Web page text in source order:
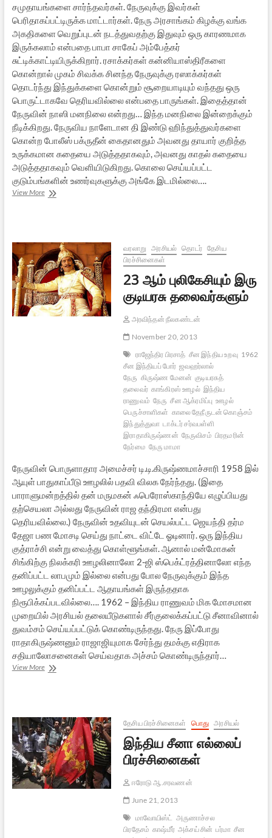
சமுதாயங்களை சார்ந்தவர்கள். நேருவுக்கு இவர்கள்
பெரிதாகப்பட்டிருக்க மாட்டார்கள். நேரு அரசாங்கம் கிழக்கு வங்க
அகதிகளை வெறுப்புடன் நடத்துவதற்கு இதுவும் ஒரு காரணமாக
இருக்கலாம் என்பதை பாபா சாகேப் அம்பேத்கர்
சுட்டிக்காட்டியிருக்கிறார். ரசாக்கர்கள் கன்னியாஸ்திரீகளை
கொன்றால் முகம் சிவக்க சினந்த நேருவுக்கு ரஸாக்கர்கள்
தொடர்ந்து இந்துக்களை கொன்றும் சூறையாடியும் வந்தது ஒரு
பொருட்டாகவே தெரியவில்லை என்பதை பாருங்கள். இதைத்தான்
நேருவின் நாஸி மனநிலை என்றது… இந்த மனநிலை இன்றைக்கும்
நீடிக்கிறது. நேருவிய நாளேடான தி இண்டு ஹிந்துத்துவர்களை
கொன்ற போலீஸ் பக்ருதீன் கைதானதும் அவனது தாயார் குறித்த
உருக்கமான கதையை அடுத்ததாகவும், அவனது காதல் கதையை
அடுத்ததாகவும் வெளியிடுகிறது. கொலை செய்யப்பட்ட
குடும்பங்களின் உணர்வுகளுக்கு அங்கே இடமில்லை….
View Moreநேருவிய
2
வரலாறு அரசியல் தொடர் தேசிய
பிரச்சினைகள்
23 ஆம் புலிகேசியும் இரு
குடியரசு தலைவர்களும்
அரவிந்தன் நீலகண்டன்
November 20, 2013
ராஜேந்திர பிரசாத் சீன இந்திய உறவு 1962
சீன இந்தியப் போர் ஜவஹர்லால்
நேரு கிருஷ்ண மேனன் குடியரசுத்
தலைவர் காங்கிரஸ் ஊழல் இந்திய
ராணுவம் நேரு சீன ஆக்ரமிப்பு ஊழல்
பெருச்சாளிகள் காலை தேநீருடன் கொஞ்சம்
இந்துத்துவா டாக்டர் சர்வபள்ளி
இராதாகிருஷ்ணன் நேருவிசம் பிரதமரின்
நேர்மை நேரு மாமா
நேருவின் பொருளாதார அமைச்சர் டி.டி.கிருஷ்ணமாச்சாரி 1958 இல்
ஆயுள் பாதுகாப்பீடு ஊழலில் பதவி விலக நேர்ந்தது. (இதை
பாராளுமன்றத்தில் தன் மருமகன் ஃபெரோஸ்காந்தியே எழுப்பியது
தற்செயலா அல்லது நேருவின் ராஜ தந்திரமா என்பது
தெரியவில்லை.) நேருவின் உதவியுடன் செயல்பட்ட ஜெயந்தி தர்ம
தேஜா பண மோசடி செய்து நாட்டை விட்டே ஓடினார். ஒரு இந்திய
குத்ராச்சி என்று வைத்து கொள்ளூங்கள். ஆனால் மன்மோகன்
சிங்கிற்கு நிலக்கரி ஊழலினாலோ 2-ஜி ஸ்பெக்ட்ரத்தினாலோ எந்த
தனிப்பட்ட லாபமும் இல்லை என்பது போல நேருவுக்கும் இந்த
ஊழலுக்கும் தனிப்பட்ட ஆதாயங்கள் இருந்ததாக
நிரூபிக்கப்படவில்லை…. 1962 – இந்திய ராணுவம் மிக மோசமான
முறையில் அரசியல் தலையீடுகளால் சீர்குலைக்கப்பட்டு சீனாவினால்
துவம்சம் செய்யப்பட்டுக் கொண்டிருந்தது. நேரு இப்போது
ராதாகிருஷ்ணனும் ராஜாஜியுமாக சேர்ந்து தமக்கு எதிராக
சதியாலோசனைகள் செய்வதாக அச்சம் கொண்டிருந்தார்…
View More23
தலைவர்களும்
தேசிய பிரச்சினைகள் பொது அரசியல்
இந்திய சீனா எல்லைப்
பிரச்சினைகள்
ஈரோடு ஆ.சரவணன்
June 21, 2013
மாவோயிஸ்ட் அருணாச்சல
பிரதேசம் காஷ்மீர் அக்சய் சின் பர்மா சீன